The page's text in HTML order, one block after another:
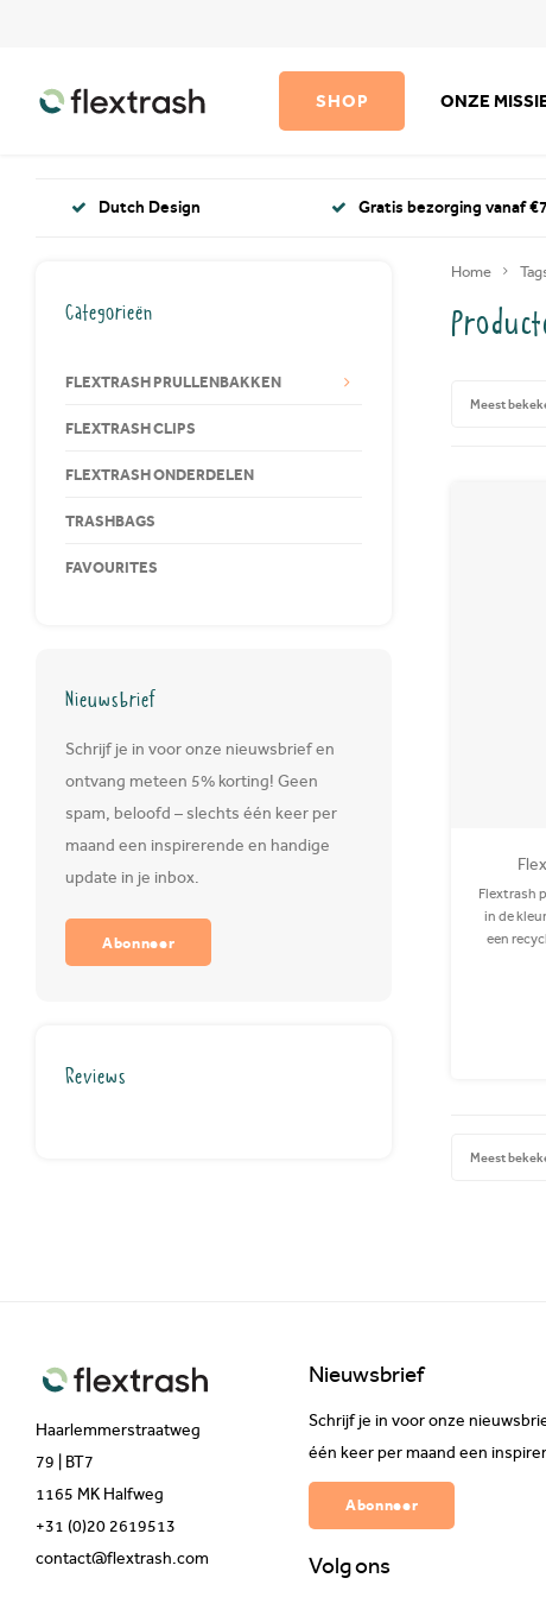
SHOP ONZE
Dutch Design Gratis bezorging vanaf
Categorieën
FLEXTRASH PRULLENBAKKEN
FLEXTRASH CLIPS
FLEXTRASH ONDERDELEN
TRASHBAGS
FAVOURITES
Nieuwsbrief
Schrijf je in voor onze nieuwsbrief en
ontvang meteen 5% korting! Geen
spam, beloofd – slechts één keer per
maand een inspirerende en handige
update in je inbox.
Abonneer
Reviews
Home
Meest
Flextrash
in de
een
Meest
Haarlemmerstraatweg
79 | BT7
1165 MK Halfweg
+31 (0)20 2619513
contact@flextrash.com
Nieuwsbrief
Schrijf je in voor onze
één keer per maand een
Abonneer
Volg ons